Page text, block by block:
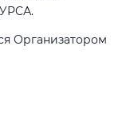
Организатором